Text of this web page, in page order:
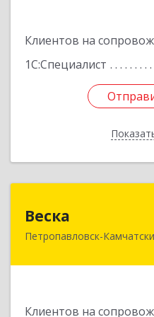
Клиентов на
1С:Специалист
Веска
Петропавловск-
Клиентов на
683031,